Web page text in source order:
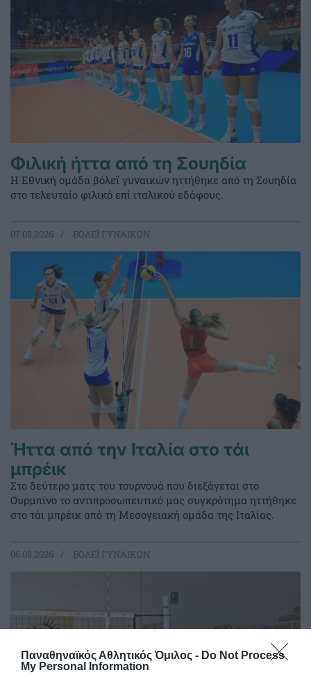
Παναθηναϊκός Αθλητικός Όμιλος - Do Not Process
My Personal Information
Φιλική ήττα από τη Σουηδία
Η Εθνική ομάδα βόλεϊ γυναικών ηττήθηκε από τη Σουηδία
στο τελευταίο φιλικό επί ιταλικού εδάφους.
07.08.2026 ΒΟΛΕΪ ΓΥΝΑΙΚΩΝ
Ήττα από την Ιταλία στο τάι
μπρέικ
Στο δεύτερο ματς του τουρνουά που διεξάγεται στο
Ουρμπίνο το αντιπροσωπευτικό μας συγκρότημα ηττήθηκε
στο τάι μπρέικ από τη Μεσογειακή ομάδα της Ιταλίας.
06.08.2026 ΒΟΛΕΪ ΓΥΝΑΙΚΩΝ